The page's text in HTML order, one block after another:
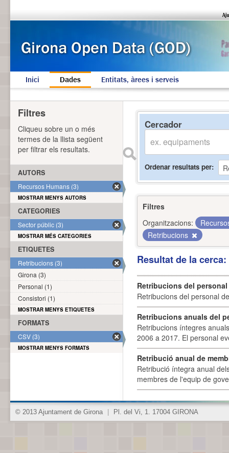
Inici Dades Entitats, àrees i serveis
Cercador
Ordenar resultats per
Filtres
Organitzacions:
Retribucions
Resultat de la
Retribucions del
Retribucions del personal
Retribucions anuals del
Retribucions íntegres
2006 a 2017. El personal
Retribució anual de
Retribució íntegra anual
membres de l'equip de
Filtres
Cliqueu sobre un o més
termes de la llista següent
per filtrar els resultats.
AUTORS
Recursos Humans (3)
MOSTRAR MENYS AUTORS
CATEGORIES
Sector públic (3)
MOSTRAR MÉS CATEGORIES
ETIQUETES
Retribucions (3)
Girona (3)
Personal (1)
Consistori (1)
MOSTRAR MENYS ETIQUETES
FORMATS
CSV (3)
MOSTRAR MENYS FORMATS
© 2013 Ajuntament de Girona Pl. del Vi, 1. 17004 GIRONA